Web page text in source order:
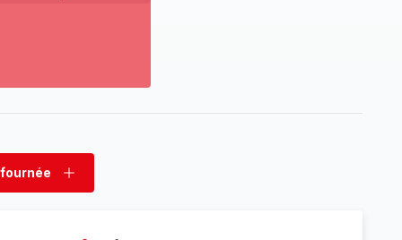
fournée
Ajouter